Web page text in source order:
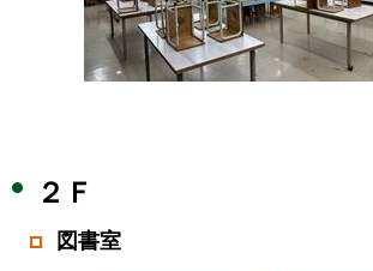
２Ｆ
図書室